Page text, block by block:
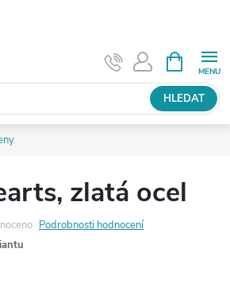
HLEDAT
NÁKUPNÍ
KOŠÍK
zlatá ocel
Podrobnosti hodnocení